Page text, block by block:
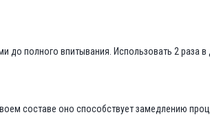
полного впитывания. Использовать 2 раза в
составе оно способствует замедлению